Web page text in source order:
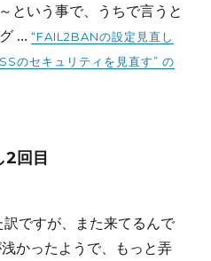
という事で、うちで言うと
… “FAIL2BANの設定見直し
のセキュリティを見直す” の
回目
ですが、また来てるんで
かったようで、もっと弄